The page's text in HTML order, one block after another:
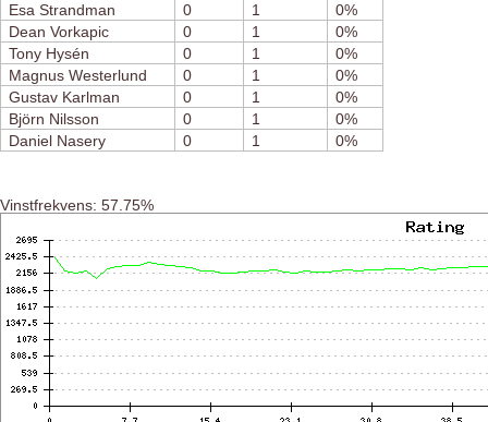
Esa Strandman
0 1
0%
Dean Vorkapic
0 1
0%
Tony Hysén
0 1
0%
Magnus Westerlund
0 1
0%
Gustav Karlman
0 1
0%
Björn Nilsson
0 1
0%
Daniel Nasery
0 1 0%
Vinstfrekvens: 57.75%